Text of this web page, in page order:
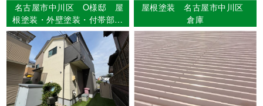
名古屋市中川区 O様邸 屋
根塗装・外壁塗装・付帯部塗
装・ｼｰﾘﾝｸﾞ工事・防水工事
【使用塗料】屋根：超低汚染
ﾘﾌｧｲﾝ500無機-IR 外壁：超
低汚染ﾘﾌｧｲﾝ弾性1000MS-IR
屋根塗装 名古屋市中川区
倉庫